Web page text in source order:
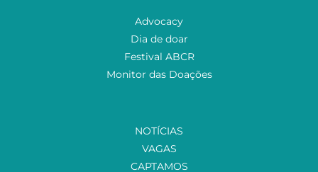
Advocacy
Dia de doar
Festival ABCR
Monitor das Doações
NOTÍCIAS
VAGAS
CAPTAMOS